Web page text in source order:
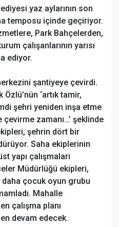
yaz aylarının son
temposu içinde geçiriyor.
Park Bahçelerden,
çalışanlarının yarısı
ediyor.
şantiyeye çevirdi.
‘artık tamir,
şehri yeniden inşa etme
zamanı…’ şeklinde
şehrin dört bir
Saha ekiplerinin
yapı çalışmaları
Müdürlüğü ekipleri,
daha çocuk oyun grubu
Mahalle
çalışma planı
devam edecek.